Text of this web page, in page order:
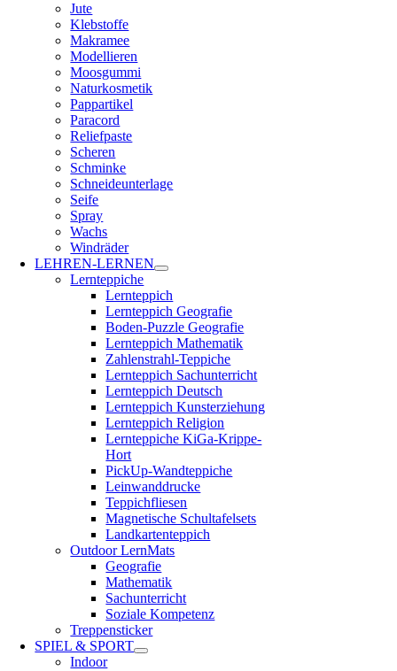
Jute
Klebstoffe
Makramee
Modellieren
Moosgummi
Naturkosmetik
Pappartikel
Paracord
Reliefpaste
Scheren
Schminke
Schneideunterlage
Seife
Spray
Wachs
Windräder
LEHREN-LERNEN
Lernteppiche
Lernteppich
Lernteppich Geografie
Boden-Puzzle Geografie
Lernteppich Mathematik
Zahlenstrahl-Teppiche
Lernteppich Sachunterricht
Lernteppich Deutsch
Lernteppich Kunsterziehung
Lernteppich Religion
Lernteppiche KiGa-Krippe-
Hort
PickUp-Wandteppiche
Leinwanddrucke
Teppichfliesen
Magnetische Schultafelsets
Landkartenteppich
Outdoor LernMats
Geografie
Mathematik
Sachunterricht
Soziale Kompetenz
Treppensticker
SPIEL & SPORT
Indoor